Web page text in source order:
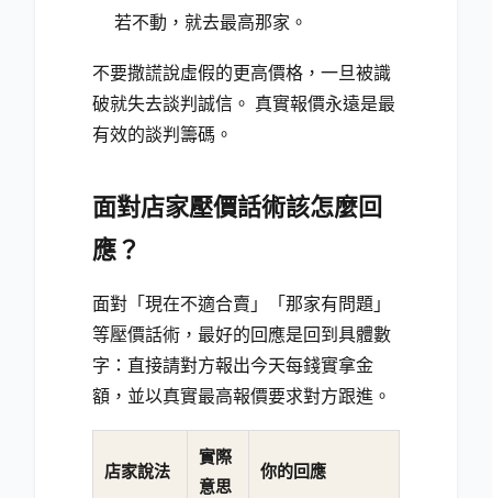
若不動，就去最高那家。
不要撒謊說虛假的更高價格，一旦被識
破就失去談判誠信。 真實報價永遠是最
有效的談判籌碼。
面對店家壓價話術該怎麼回
應？
面對「現在不適合賣」「那家有問題」
等壓價話術，最好的回應是回到具體數
字：直接請對方報出今天每錢實拿金
額，並以真實最高報價要求對方跟進。
店家說法
實際
意思
你的回應